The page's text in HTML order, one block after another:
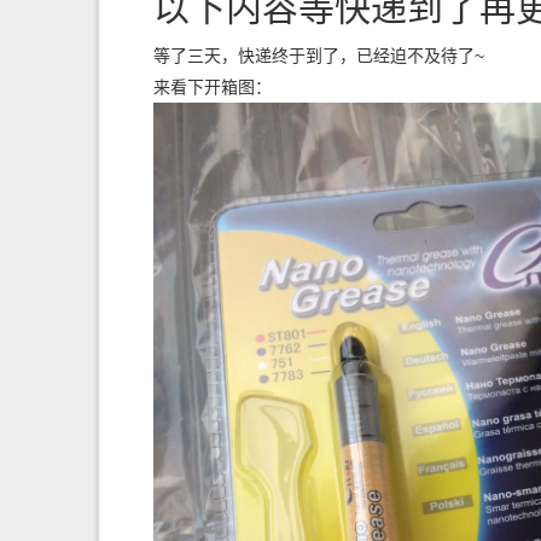
等了三天，快递终于到了，已经迫不及待了~
来看下开箱图：